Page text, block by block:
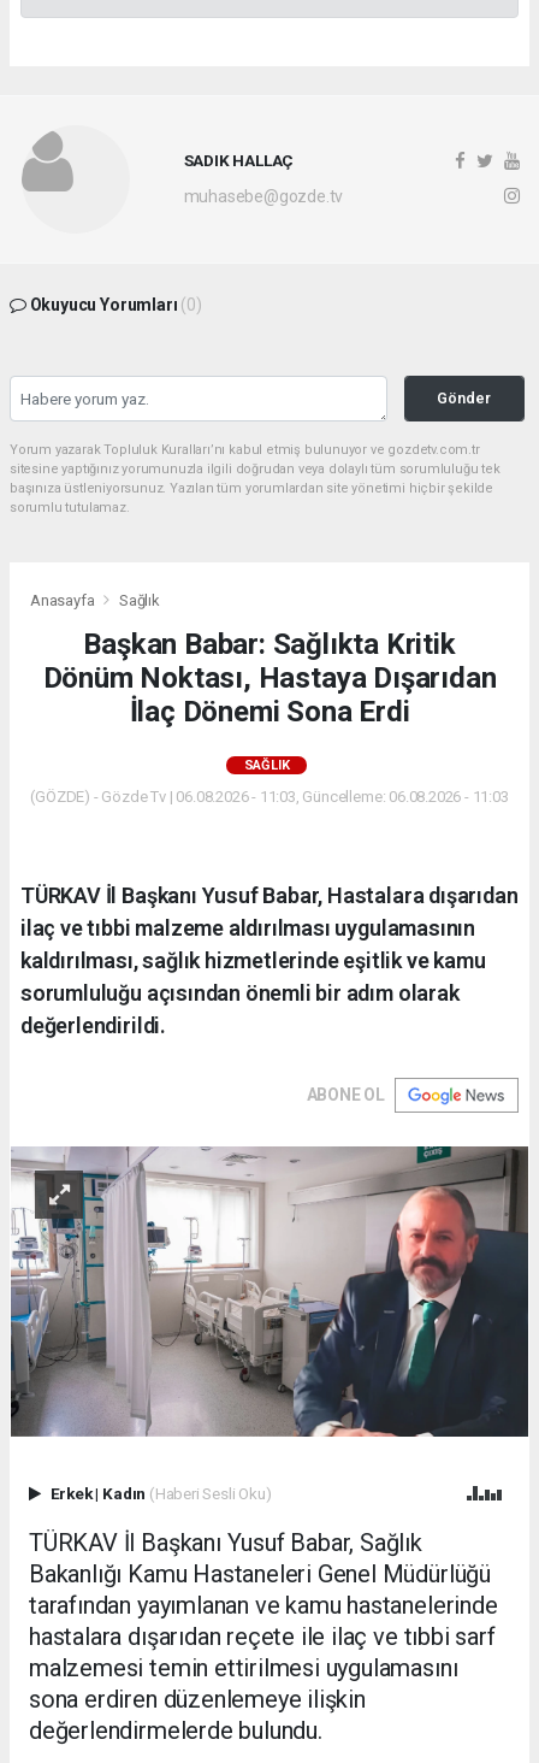
SADIK HALLAÇ
muhasebe@gozde.tv
Okuyucu Yorumları (0)
Gönder
Yorum yazarak Topluluk Kuralları’nı kabul etmiş bulunuyor ve gozdetv.com.tr
sitesine yaptığınız yorumunuzla ilgili doğrudan veya dolaylı tüm sorumluluğu tek
başınıza üstleniyorsunuz. Yazılan tüm yorumlardan site yönetimi hiçbir şekilde
sorumlu tutulamaz.
Anasayfa Sağlık
Başkan Babar: Sağlıkta Kritik
Dönüm Noktası, Hastaya Dışarıdan
İlaç Dönemi Sona Erdi
SAĞLIK
(GÖZDE) - Gözde Tv | 06.08.2026 - 11:03, Güncelleme: 06.08.2026 - 11:03
TÜRKAV İl Başkanı Yusuf Babar, Hastalara dışarıdan
ilaç ve tıbbi malzeme aldırılması uygulamasının
kaldırılması, sağlık hizmetlerinde eşitlik ve kamu
sorumluluğu açısından önemli bir adım olarak
değerlendirildi.
ABONE OL
Erkek| Kadın (Haberi Sesli Oku)
TÜRKAV İl Başkanı Yusuf Babar, Sağlık
Bakanlığı Kamu Hastaneleri Genel Müdürlüğü
tarafından yayımlanan ve kamu hastanelerinde
hastalara dışarıdan reçete ile ilaç ve tıbbi sarf
malzemesi temin ettirilmesi uygulamasını
sona erdiren düzenlemeye ilişkin
değerlendirmelerde bulundu.